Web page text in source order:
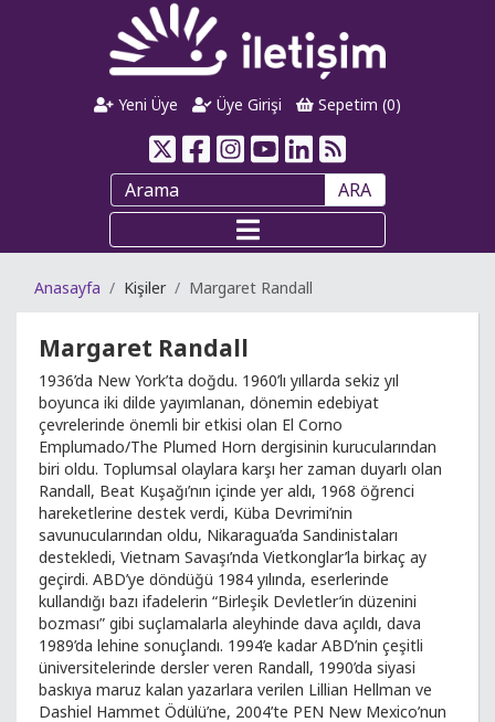
Yeni Üye Üye Girişi Sepetim (0)
ARA
Anasayfa Kişiler Margaret Randall
Margaret Randall
1936’da New York’ta doğdu. 1960’lı yıllarda sekiz yıl
boyunca iki dilde yayımlanan, dönemin edebiyat
çevrelerinde önemli bir etkisi olan El Corno
Emplumado/The Plumed Horn dergisinin kurucularından
biri oldu. Toplumsal olaylara karşı her zaman duyarlı olan
Randall, Beat Kuşağı’nın içinde yer aldı, 1968 öğrenci
hareketlerine destek verdi, Küba Devrimi’nin
savunucularından oldu, Nikaragua’da Sandinistaları
destekledi, Vietnam Savaşı’nda Vietkonglar’la birkaç ay
geçirdi. ABD’ye döndüğü 1984 yılında, eserlerinde
kullandığı bazı ifadelerin “Birleşik Devletler’in düzenini
bozması” gibi suçlamalarla aleyhinde dava açıldı, dava
1989’da lehine sonuçlandı. 1994’e kadar ABD’nin çeşitli
üniversitelerinde dersler veren Randall, 1990’da siyasi
baskıya maruz kalan yazarlara verilen Lillian Hellman ve
Dashiel Hammet Ödülü’ne, 2004’te PEN New Mexico’nun